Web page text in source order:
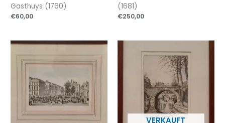
Gasthuys (1760)
€60,00
(1681)
€250,00